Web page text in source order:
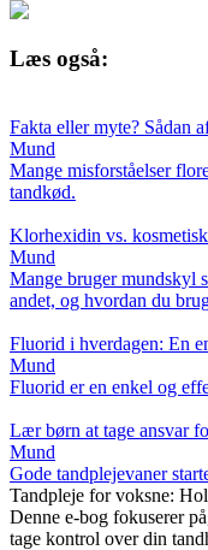
Læs også:
Fakta eller myte? Sådan
Mund
Mange misforståelser
tandkød.
Klorhexidin vs.
Mund
Mange bruger mundskyl
andet, og hvordan du
Fluorid i hverdagen: En
Mund
Fluorid er en enkel og
Lær børn at tage ansvar
Mund
Gode tandplejevaner
Tandpleje for voksne:
Denne e-bog fokuserer
tage kontrol over din